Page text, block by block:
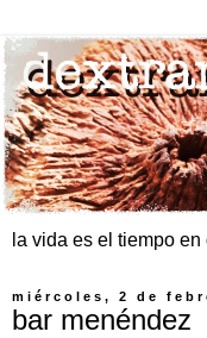
la vida es el tiempo
miércoles, 2 de
bar menéndez